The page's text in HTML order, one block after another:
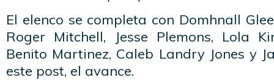
El elenco se completa con Domhnall
Roger Mitchell, Jesse Plemons, Lola
Benito Martinez, Caleb Landry Jones y
este post, el avance.